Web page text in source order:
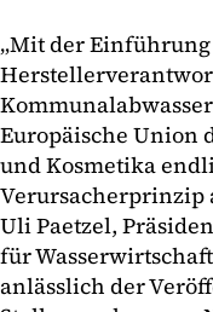
„Mit der
Europäische Union
und Kosmetika
Verursacherprinzip
Uli Paetzel,
für
anlässlich der